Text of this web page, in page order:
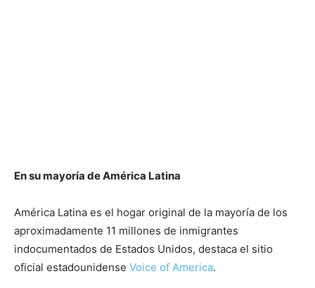
En su mayoría de América Latina
América Latina es el hogar original de la mayoría de los
aproximadamente 11 millones de inmigrantes
indocumentados de Estados Unidos, destaca el sitio
oficial estadounidense Voice of America.